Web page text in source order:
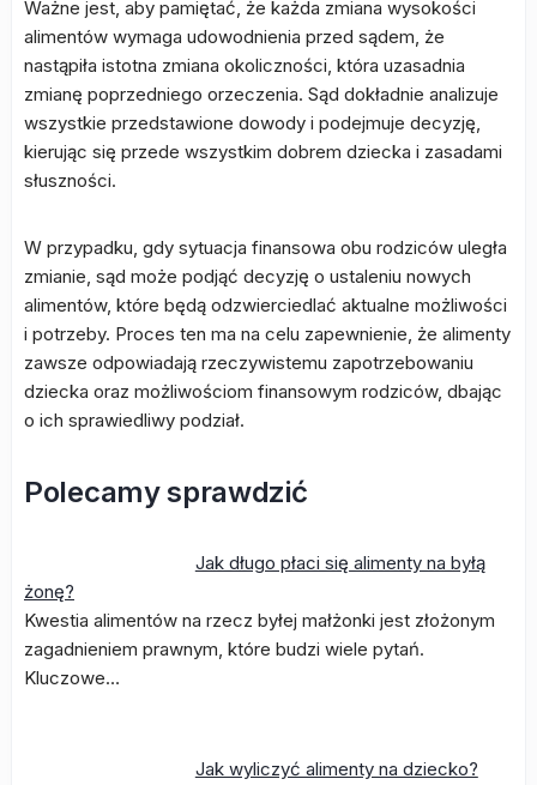
Ważne jest, aby pamiętać, że każda zmiana wysokości
alimentów wymaga udowodnienia przed sądem, że
nastąpiła istotna zmiana okoliczności, która uzasadnia
zmianę poprzedniego orzeczenia. Sąd dokładnie analizuje
wszystkie przedstawione dowody i podejmuje decyzję,
kierując się przede wszystkim dobrem dziecka i zasadami
słuszności.
W przypadku, gdy sytuacja finansowa obu rodziców uległa
zmianie, sąd może podjąć decyzję o ustaleniu nowych
alimentów, które będą odzwierciedlać aktualne możliwości
i potrzeby. Proces ten ma na celu zapewnienie, że alimenty
zawsze odpowiadają rzeczywistemu zapotrzebowaniu
dziecka oraz możliwościom finansowym rodziców, dbając
o ich sprawiedliwy podział.
Polecamy sprawdzić
Jak długo płaci się alimenty na byłą
żonę?
Kwestia alimentów na rzecz byłej małżonki jest złożonym
zagadnieniem prawnym, które budzi wiele pytań.
Kluczowe…
Jak wyliczyć alimenty na dziecko?